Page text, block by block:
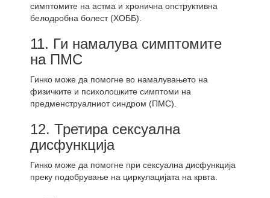
симптомите на астма и хронична опструктивна
белодробна болест (ХОББ).
11. Ги намалува симптомите
на ПМС
Гинко може да помогне во намалувањето на
физичките и психолошките симптоми на
предменструалниот синдром (ПМС).
12. Третира сексуална
дисфункција
Гинко може да помогне при сексуална дисфункција
преку подобрување на циркулацијата на крвта.